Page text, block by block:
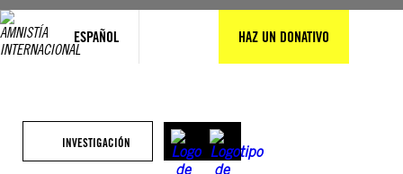
ESPAÑOL HAZ UN DONATIVO
INVESTIGACIÓN